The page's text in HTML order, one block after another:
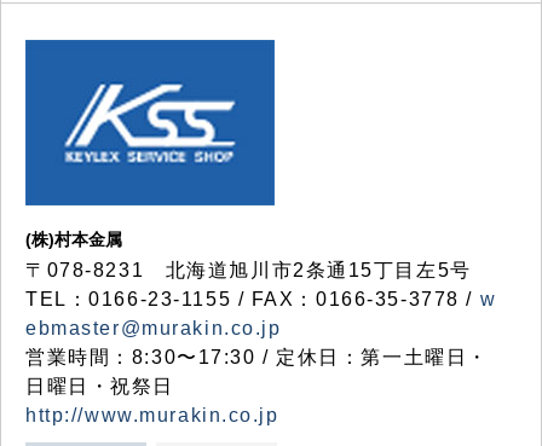
(株)村本金属
〒078-8231 北海道旭川市2条通15丁目左5号
TEL：0166-23-1155 / FAX：0166-35-3778 / w
ebmaster@murakin.co.jp
営業時間：8:30〜17:30 / 定休日：第一土曜日・
日曜日・祝祭日
http://www.murakin.co.jp